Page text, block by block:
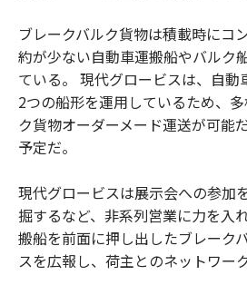
ブレークバルク貨物は積載時にコ
約が少ない自動車運搬船やバルク
ている。 現代グロービスは、自動
2つの船形を運用しているため、
ク貨物オーダーメード運送が可能
予定だ。
現代グロービスは展示会への参加
掘するなど、非系列営業に力を入
搬船を前面に押し出したブレーク
スを広報し、荷主とのネットワー